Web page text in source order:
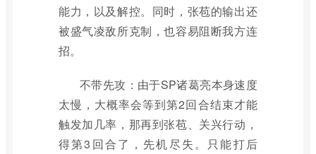
能力，以及解控。同时，张苞的输出还
被盛气凌敌所克制，也容易阻断我方连
招。
不带先攻：由于SP诸葛亮本身速度
太慢，大概率会等到第2回合结束才能
触发加几率，那再到张苞、关兴行动，
得第3回合了，先机尽失。只能打后